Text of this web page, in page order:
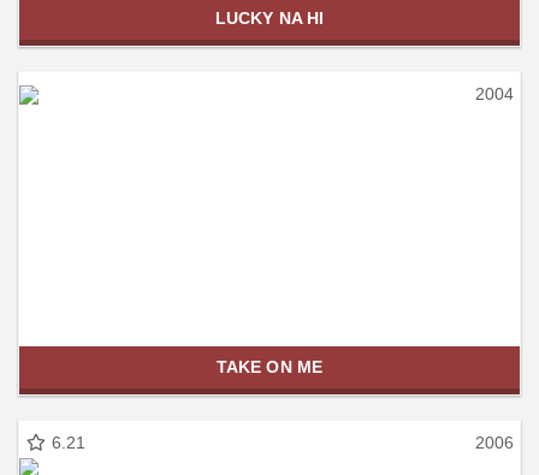
LUCKY NA HI
2004
TAKE ON ME
6.21 2006